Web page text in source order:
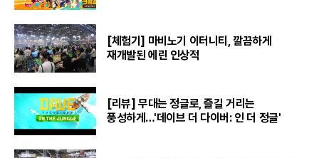
[체험기] 마비노기 이터니티, 깔끔하게
재개발된 에린 인상적
[리뷰] 무대는 정글로, 즐길 거리는
풍성하게…'데이브 더 다이버: 인 더 정글'